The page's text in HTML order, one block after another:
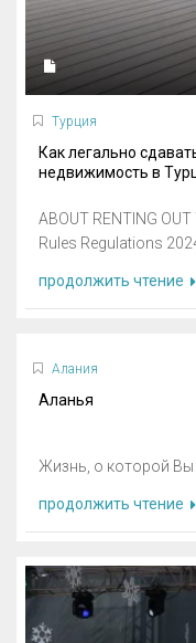
Турция
Как легально
недвижимость в
ABOUT RENTING
Rules Regulations
продолжить чтение
Алания
Аланья
Жизнь, о которой Вы
продолжить чтение